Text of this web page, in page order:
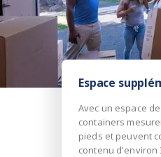
Espace
Avec un espace
containers
pieds et peuvent
contenu d'environ